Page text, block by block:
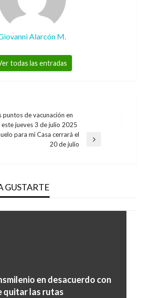
Alarcón M.
todas las entradas
puntos de vacunación en
jueves 3 de julio 2025
para mi Casa cerrará el
20 de julio
GUSTARTE
en desacuerdo con
quitar las rutas